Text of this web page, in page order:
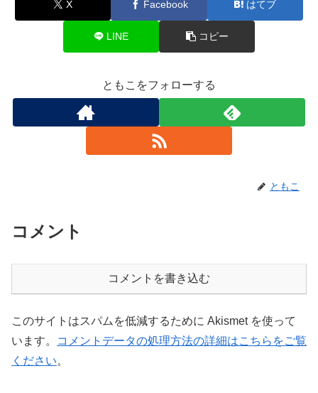
X Facebook はてブ
LINE コピー
ともこをフォローする
ともこ
コメント
コメントを書き込む
このサイトはスパムを低減するために Akismet を使って
います。
コメントデータの処理方法の詳細はこちらをご覧
ください。